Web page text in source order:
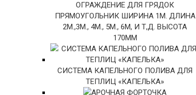
ОГРАЖДЕНИЕ ДЛЯ ГРЯДОК
ПРЯМОУГОЛЬНИК ШИРИНА 1М. ДЛИНА
2М.,3М., 4М., 5М., 6М, И Т,Д. ВЫСОТА
170ММ
СИСТЕМА КАПЕЛЬНОГО ПОЛИВА ДЛЯ
ТЕПЛИЦ «КАПЕЛЬКА»